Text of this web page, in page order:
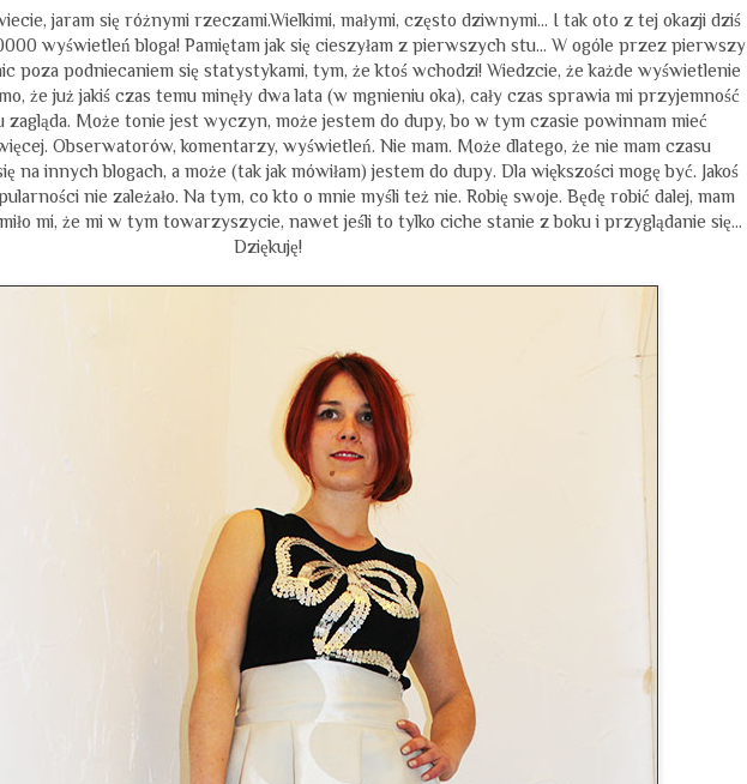
jaram się różnymi rzeczami.Wielkimi, małymi, często dziwnymi... I tak oto z tej okazji dziś
wyświetleń bloga! Pamiętam jak się cieszyłam z pierwszych stu... W ogóle przez pierwszy
poza podniecaniem się statystykami, tym, że ktoś wchodzi! Wiedzcie, że każde wyświetlenie
że już jakiś czas temu minęły dwa lata (w mgnieniu oka), cały czas sprawia mi przyjemność
zagląda. Może tonie jest wyczyn, może jestem do dupy, bo w tym czasie powinnam mieć
Obserwatorów, komentarzy, wyświetleń. Nie mam. Może dlatego, że nie mam czasu
na innych blogach, a może (tak jak mówiłam) jestem do dupy. Dla większości mogę być. Jakoś
nie zależało. Na tym, co kto o mnie myśli też nie. Robię swoje. Będę robić dalej, mam
mi, że mi w tym towarzyszycie, nawet jeśli to tylko ciche stanie z boku i przyglądanie się...
Dziękuję!